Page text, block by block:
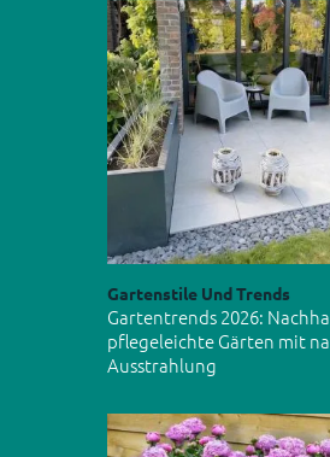
Gartenstile Und Trends
Gartentrends 2026:
pflegeleichte Gärten mit
Ausstrahlung